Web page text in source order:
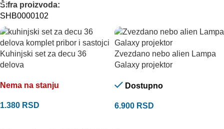
Šifra proizvoda:
SHB0000102
Kuhinjski set za decu 36
delova
Nema na stanju
1.380 RSD
Zvezdano nebo alien Lampa
Galaxy projektor
Dostupno
6.900 RSD